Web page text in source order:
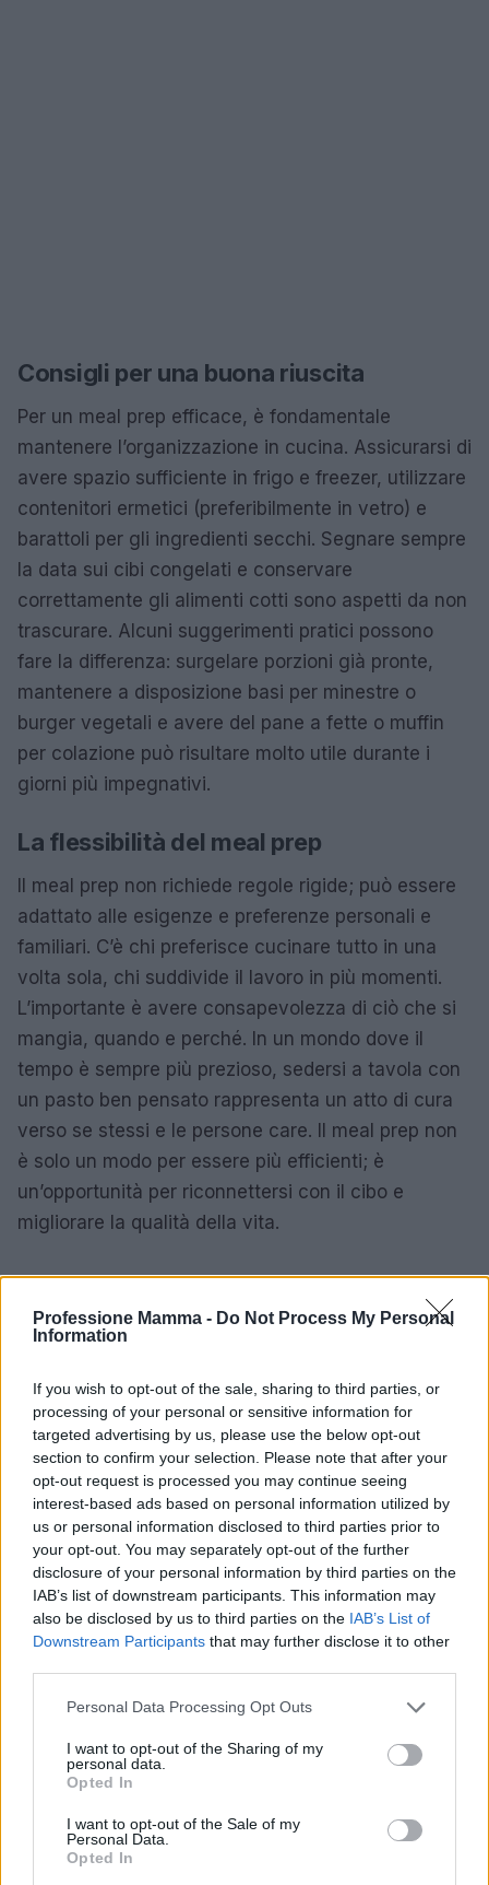
Professione Mamma - Do Not Process My Personal
Information
If you wish to opt-out of the sale, sharing to third parties, or
processing of your personal or sensitive information for
targeted advertising by us, please use the below opt-out
section to confirm your selection. Please note that after your
opt-out request is processed you may continue seeing
interest-based ads based on personal information utilized by
us or personal information disclosed to third parties prior to
your opt-out. You may separately opt-out of the further
disclosure of your personal information by third parties on the
IAB’s list of downstream participants. This information may
also be disclosed by us to third parties on the IAB’s List of
Downstream Participants that may further disclose it to other
Please note that this website/app uses one or more Google
not limited to your visit or usage behaviour. You may click to
grant or deny consent to Google and its third-party tags to
use your data for below specified purposes in below Google
consent section.
Personal Data Processing Opt Outs
I want to opt-out of the Sharing of my
personal data.
Opted In
I want to opt-out of the Sale of my
Personal Data.
Opted In
Consigli per una buona riuscita
Per un meal prep efficace, è fondamentale
mantenere l’organizzazione in cucina. Assicurarsi di
avere spazio sufficiente in frigo e freezer, utilizzare
contenitori ermetici (preferibilmente in vetro) e
barattoli per gli ingredienti secchi. Segnare sempre
la data sui cibi congelati e conservare
correttamente gli alimenti cotti sono aspetti da non
trascurare. Alcuni suggerimenti pratici possono
fare la differenza: surgelare porzioni già pronte,
mantenere a disposizione basi per minestre o
burger vegetali e avere del pane a fette o muffin
per colazione può risultare molto utile durante i
giorni più impegnativi.
La flessibilità del meal prep
Il meal prep non richiede regole rigide; può essere
adattato alle esigenze e preferenze personali e
familiari. C’è chi preferisce cucinare tutto in una
volta sola, chi suddivide il lavoro in più momenti.
L’importante è avere consapevolezza di ciò che si
mangia, quando e perché. In un mondo dove il
tempo è sempre più prezioso, sedersi a tavola con
un pasto ben pensato rappresenta un atto di cura
verso se stessi e le persone care. Il meal prep non
è solo un modo per essere più efficienti; è
un’opportunità per riconnettersi con il cibo e
migliorare la qualità della vita.
AUTORE
AiAdhubMedia